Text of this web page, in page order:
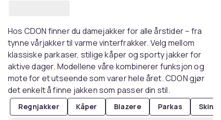
Hos CDON finner du damejakker for alle årstider – fra
tynne vårjakker til varme vinterfrakker. Velg mellom
klassiske parkaser, stilige kåper og sporty jakker for
aktive dager. Modellene våre kombinerer funksjon og
mote for et utseende som varer hele året. CDON gjør
det enkelt å finne jakken som passer din stil.
Regnjakker Kåper Blazere Parkas